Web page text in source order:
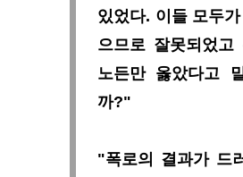
있었다. 이들 모두
으므로 잘못되었고
노든만 옳았다고
까?"
"폭로의 결과가 드